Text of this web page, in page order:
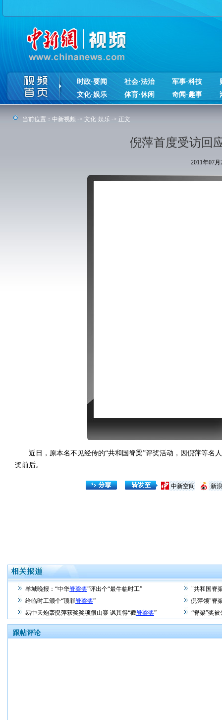
时政·要闻 社会·法治 军事·科技
文化·娱乐
体育·休闲 奇闻·趣事
当前位置： 中新视频 -> 文化·娱乐 -> 正文
倪萍首度受访回
2011年07
近日，原本名不见经传的“共和国脊梁”评奖活动，因倪萍等名
奖前后。
新
中新空间
羊城晚报：“中华脊梁奖”评出个“最牛临时工”
"共和国脊
给临时工颁个“顶罪脊梁奖”
倪萍领"脊
易中天炮轰倪萍获奖奖项很山寨 讽其得“戳脊梁奖” “脊梁”奖
跟帖评论